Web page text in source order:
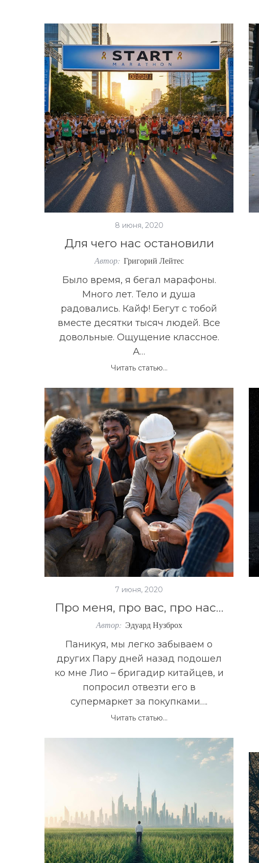
8 июня, 2020
Для чего нас остановили
Автор: Григорий Лейтес
Было время, я бегал марафоны.
Много лет. Тело и душа
радовались. Кайф! Бегут с тобой
вместе десятки тысяч людей. Все
довольные. Ощущение классное.
А…
Читать статью...
7 июня, 2020
Про меня, про вас, про нас…
Автор: Эдуард Нузброх
Паникуя, мы легко забываем о
других Пару дней назад подошел
ко мне Лио – бригадир китайцев, и
попросил отвезти его в
супермаркет за покупками….
Читать статью...
e
a
c
h
f
r
: